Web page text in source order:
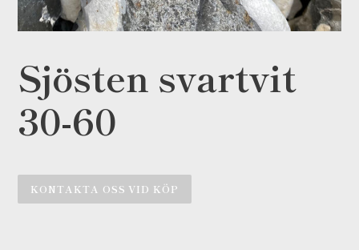
Sjösten svartvit
30-60
KONTAKTA OSS VID KÖP